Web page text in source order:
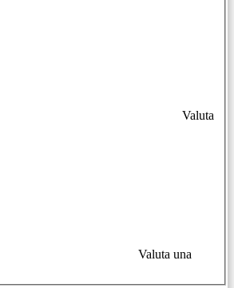
Valuta
Valuta una